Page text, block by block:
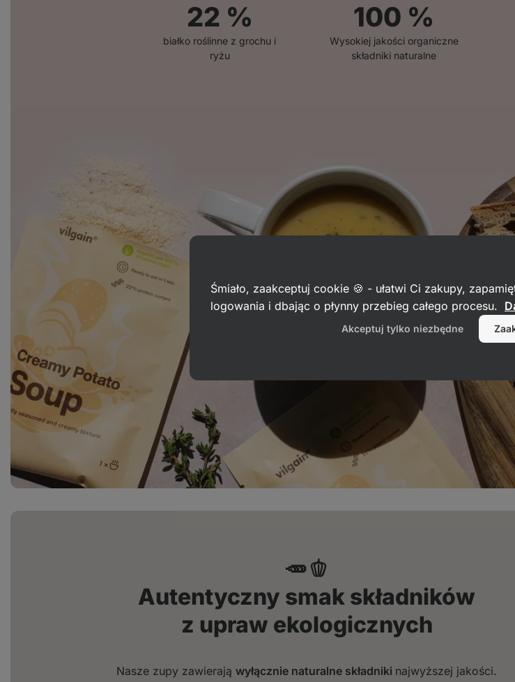
22 %
białko roślinne z grochu i
ryżu
100 %
Wysokiej jakości organiczne
składniki naturalne
🥕🫑
Autentyczny smak składników
z upraw ekologicznych
Nasze zupy zawierają wyłącznie naturalne składniki najwyższej jakości.
Śmiało, zaakceptuj cookie 🍪 - ułatwi Ci zakupy,
logowania i dbając o płynny przebieg całego procesu.
Akceptuj tylko niezbędne